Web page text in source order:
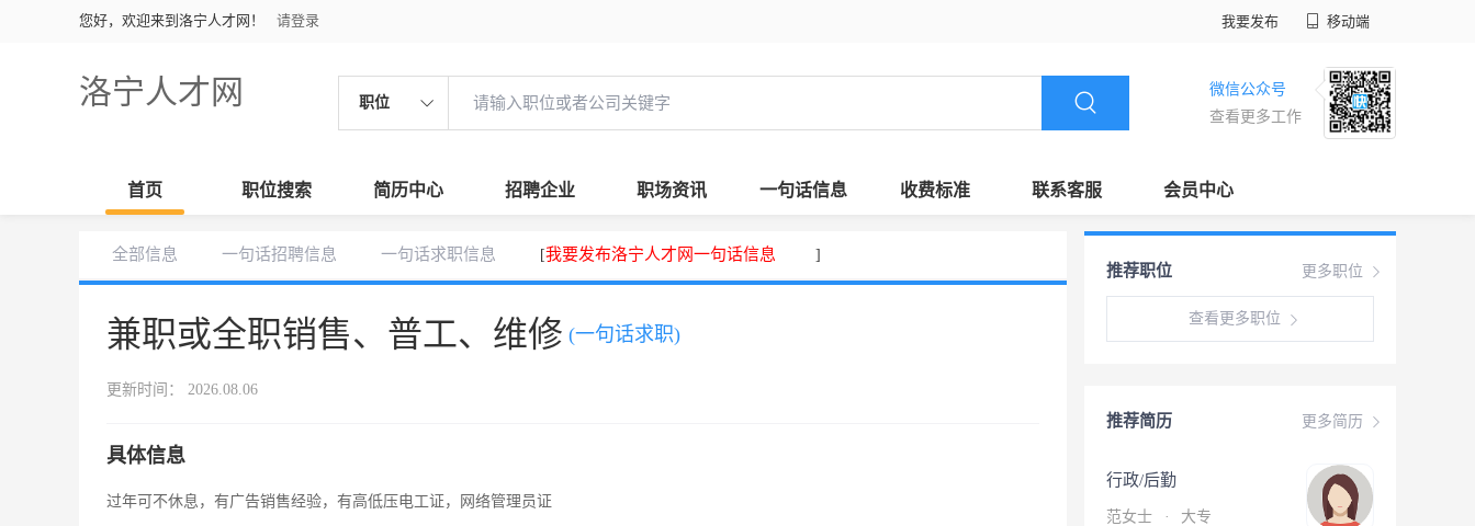
您好，欢迎来到洛宁人才网！ 请登录 我要发布 移动端
洛宁人才网 职位
微信公众号
查看更多工作
首页 职位搜索 简历中心 招聘企业 职场资讯 一句话信息 收费标准 联系客服 会员中心
全部信息 一句话招聘信息 一句话求职信息 [我要发布洛宁人才网一句话信息 ]
兼职或全职销售、普工、维修 (一句话求职)
更新时间： 2026.08.06
具体信息
过年可不休息，有广告销售经验，有高低压电工证，网络管理员证
更多职位
推荐职位
查看更多职位
更多简历
推荐简历
行政/后勤
范女士 · 大专